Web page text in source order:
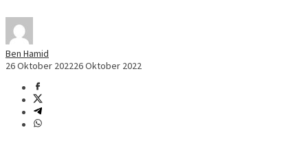
Ben Hamid
26 Oktober 202226 Oktober 2022